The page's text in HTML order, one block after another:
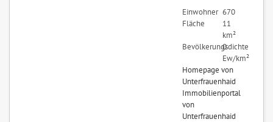
Einwohner 670
Fläche
11
km²
Bevölkerungsdichte
0
Ew/km²
Homepage von
Unterfrauenhaid
Immobilienportal
von
Unterfrauenhaid